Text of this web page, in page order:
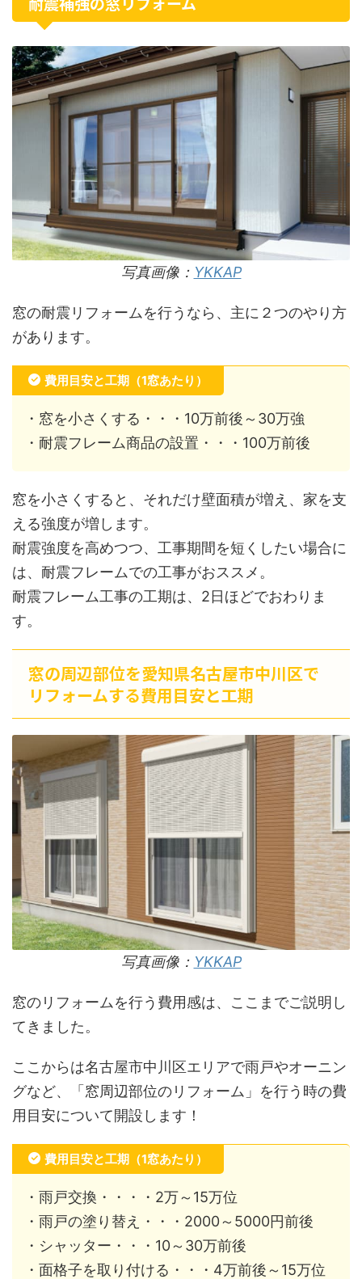
写真画像： YKKAP
窓の耐震リフォームを行うなら、主に２つのやり方
があります。
費用目安と工期（1窓あたり）
・窓を小さくする・・・10万前後～30万強
・耐震フレーム商品の設置・・・100万前後
窓を小さくすると、それだけ壁面積が増え、家を支
える強度が増します。
耐震強度を高めつつ、工事期間を短くしたい場合に
は、耐震フレームでの工事がおススメ。
耐震フレーム工事の工期は、2日ほどでおわりま
す。
窓の周辺部位を愛知県名古屋市中川区で
リフォームする費用目安と工期
写真画像： YKKAP
窓のリフォームを行う費用感は、ここまでご説明し
てきました。
ここからは名古屋市中川区エリアで雨戸やオーニン
グなど、「窓周辺部位のリフォーム」を行う時の費
用目安について開設します！
費用目安と工期（1窓あたり）
・雨戸交換・・・・2万～15万位
・雨戸の塗り替え・・・2000～5000円前後
・シャッター・・・10～30万前後
・面格子を取り付ける・・・4万前後～15万位